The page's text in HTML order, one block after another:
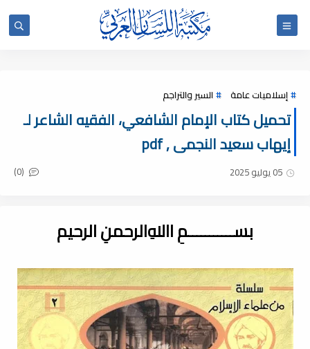
إسلاميات عامة السير والتراجم
تحميل كتاب الإمام الشافعي، الفقيه الشاعر لـ
إيهاب سعيد النجمى , pdf
05 يوليو 2025 (0)
بســـــــــــمِ اﷲِالرحمنِ الرحيم